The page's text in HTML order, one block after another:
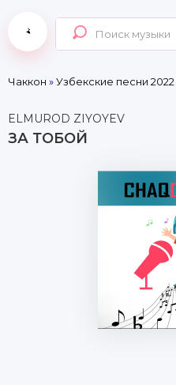
Чаккон »Узбекские песни 2022
ELMUROD ZIYOYEV
ЗА ТОБОЙ